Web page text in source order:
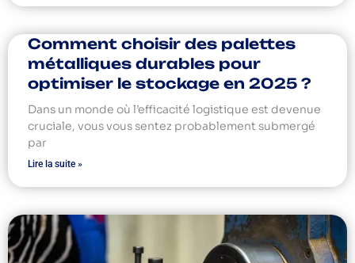
Comment choisir des palettes
métalliques durables pour
optimiser le stockage en 2025 ?
Dans un monde où l’efficacité logistique est devenue
cruciale, vous vous sentez probablement submergé
par
Lire la suite »